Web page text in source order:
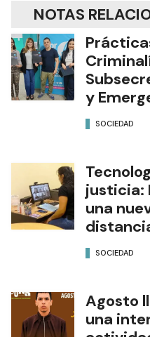
NOTAS
y
SOCIEDAD
justicia:
una
SOCIEDAD
Agosto
una